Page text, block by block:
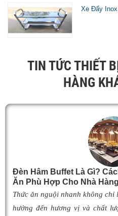
Xe Đẩy
TIN TỨC THIẾT
HÀNG
Đèn Hâm Buffet Là Gì?
Ăn Phù Hợp Cho Nhà Hàng
Thức ăn nguội nhanh không chỉ
hưởng đến hương vị và chất